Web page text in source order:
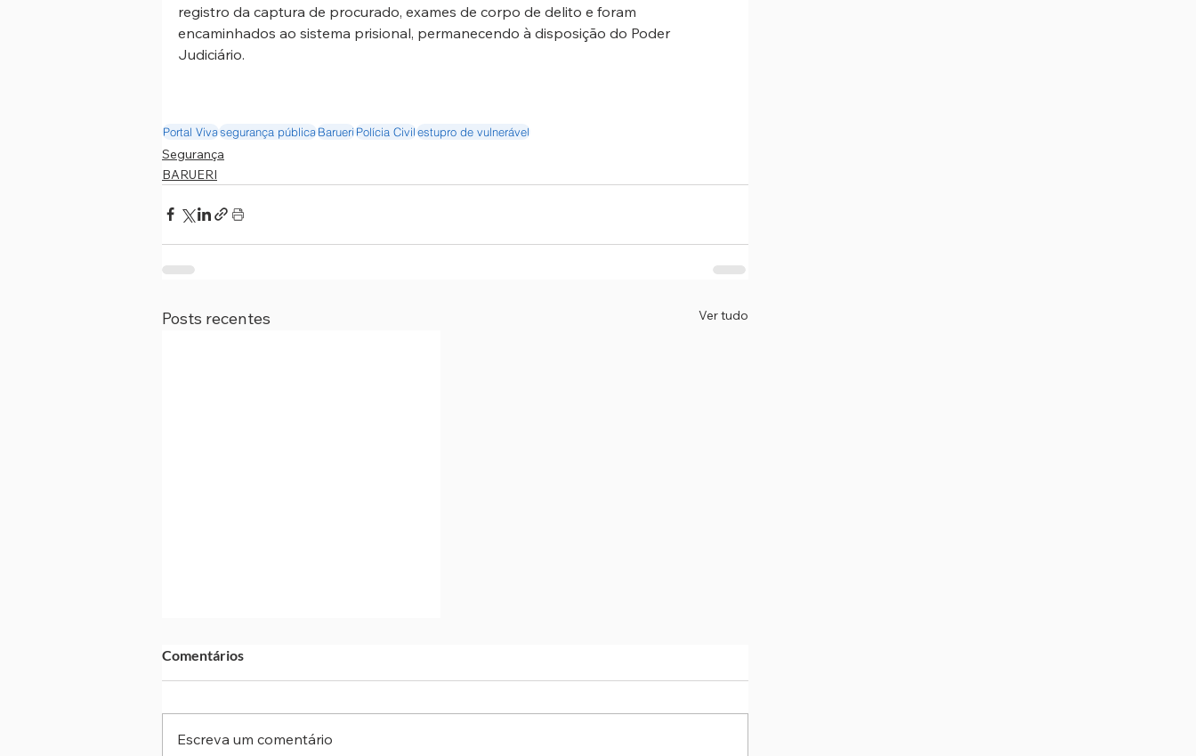
registro da captura de procurado, exames de corpo de delito e foram
encaminhados ao sistema prisional, permanecendo à disposição do Poder
Judiciário.
Portal Vivasegurança públicaBarueri Polícia Civilestupro de vulnerável
Segurança
BARUERI
Posts recentes Ver tudo
Comentários
Escreva um comentário